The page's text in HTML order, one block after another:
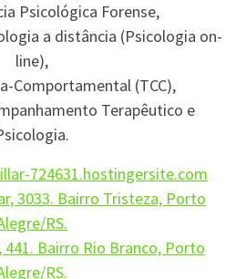
Psicológica Forense,
a distância (Psicologia on-
line),
Comportamental (TCC),
Terapêutico e
724631.hostingersite.com
3033. Bairro Tristeza, Porto
RS.
441. Bairro Rio Branco, Porto
RS.